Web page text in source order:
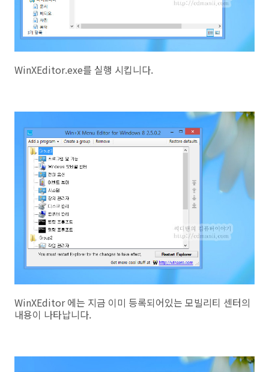
WinXEditor.exe를 실행 시킵니다.
WinXEditor 에는 지금 이미 등록되어있는 모빌리티 센터의
내용이 나타납니다.